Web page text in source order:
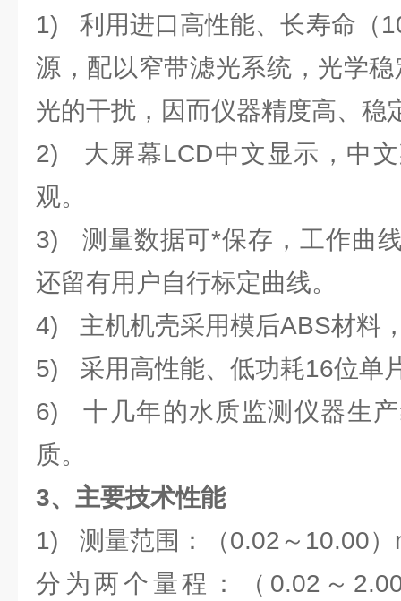
1) 利用进口高性能、长寿命（
源，配以窄带滤光系统，光学
光的干扰，因而仪器精度高、稳
2) 大屏幕LCD中文显示，中
观。
3) 测量数据可*保存，工作曲
还留有用户自行标定曲线。
4) 主机机壳采用模后ABS材料
5) 采用高性能、低功耗16位单
6) 十几年的水质监测仪器生
质。
3、 主要技术性能
1) 测量范围：（0.02～10.00）
分为两个量程：（0.02～